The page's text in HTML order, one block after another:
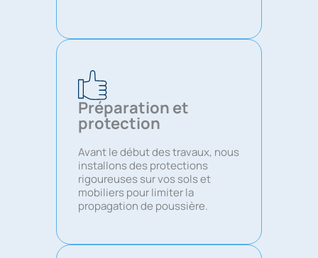
Préparation et
protection
Avant le début des travaux, nous
installons des protections
rigoureuses sur vos sols et
mobiliers pour limiter la
propagation de poussière.